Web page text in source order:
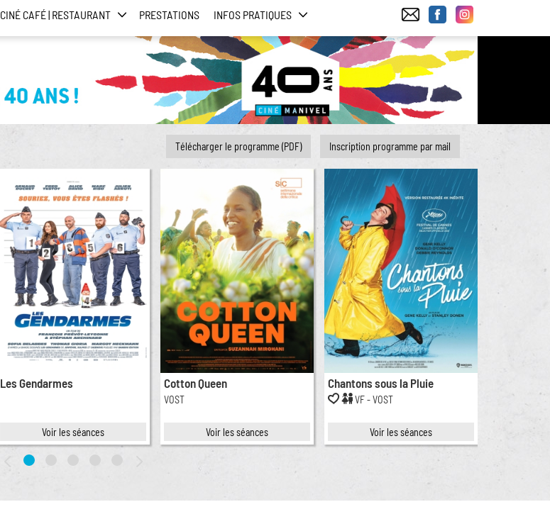
CINÉ CAFÉ | RESTAURANT PRESTATIONS INFOS PRATIQUES
Télécharger le programme (PDF) Inscription programme par mail
Les Gendarmes
Voir les séances
Cotton Queen
VOST
Voir les séances
Chantons sous la Pluie
VF - VOST
Voir les séances